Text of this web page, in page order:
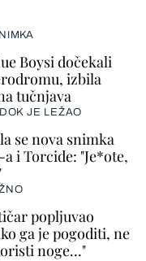
Boysi dočekali
izbila
tučnjava
JE LEŽAO
se nova snimka
i Torcide: "Je*ote,
popljuvao
ga je pogoditi, ne
noge..."